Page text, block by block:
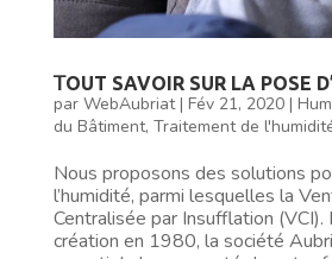
𝖳OUT SAVOIR SUR LA POSE
par WebAubriat| Fév 21, 2020|
du Bâtiment, Traitement de
Nous proposons des solutions
l’humidité, parmi lesquelles la
Centralisée par Insufflation (VCI).
création en 1980, la société